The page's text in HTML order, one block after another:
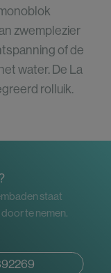
zwemplezier
of de
water. De La
rolluik.
staat
te nemen.